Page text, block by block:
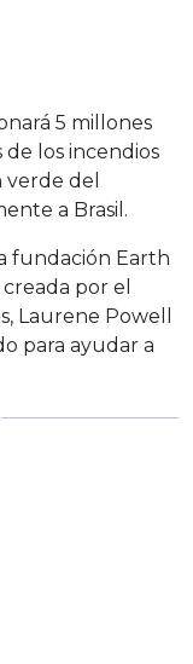
5 millones
de los incendios
del
a Brasil.
fundación Earth
por el
Laurene Powell
para ayudar a